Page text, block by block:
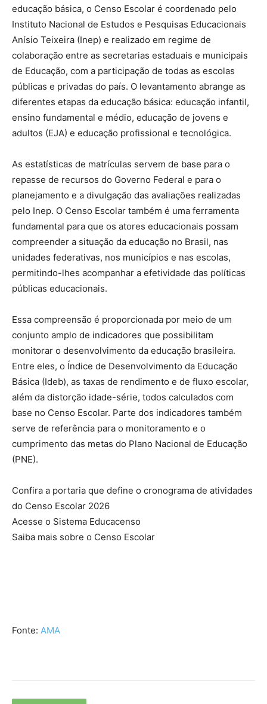
educação básica, o Censo Escolar é coordenado pelo
Instituto Nacional de Estudos e Pesquisas Educacionais
Anísio Teixeira (Inep) e realizado em regime de
colaboração entre as secretarias estaduais e municipais
de Educação, com a participação de todas as escolas
públicas e privadas do país. O levantamento abrange as
diferentes etapas da educação básica: educação infantil,
ensino fundamental e médio, educação de jovens e
adultos (EJA) e educação profissional e tecnológica.
As estatísticas de matrículas servem de base para o
repasse de recursos do Governo Federal e para o
planejamento e a divulgação das avaliações realizadas
pelo Inep. O Censo Escolar também é uma ferramenta
fundamental para que os atores educacionais possam
compreender a situação da educação no Brasil, nas
unidades federativas, nos municípios e nas escolas,
permitindo-lhes acompanhar a efetividade das políticas
públicas educacionais.
Essa compreensão é proporcionada por meio de um
conjunto amplo de indicadores que possibilitam
monitorar o desenvolvimento da educação brasileira.
Entre eles, o Índice de Desenvolvimento da Educação
Básica (Ideb), as taxas de rendimento e de fluxo escolar,
além da distorção idade-série, todos calculados com
base no Censo Escolar. Parte dos indicadores também
serve de referência para o monitoramento e o
cumprimento das metas do Plano Nacional de Educação
(PNE).
Confira a portaria que define o cronograma de atividades
do Censo Escolar 2026
Acesse o Sistema Educacenso
Saiba mais sobre o Censo Escolar
Fonte: AMA